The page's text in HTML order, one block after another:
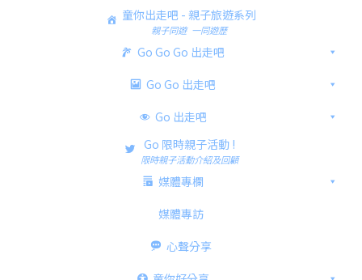
童你出走吧 - 親子旅遊系列
親子同遊 一同遊歷
Go Go Go 出走吧
Go Go 出走吧
Go 出走吧
Go 限時親子活動 !
限時親子活動介紹及回顧
媒體專欄
媒體專訪
心聲分享